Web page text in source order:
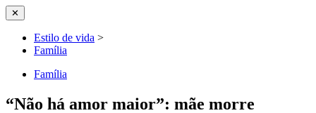
✕
Estilo de vida >
Família
Família
“Não há amor maior”: mãe morre